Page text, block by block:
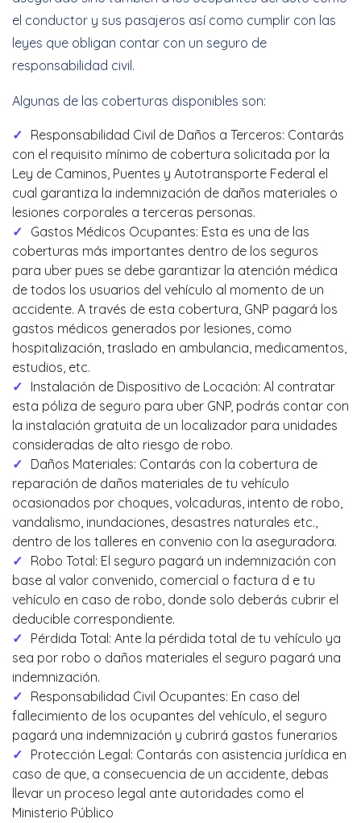
el conductor y sus pasajeros así como cumplir con las
leyes que obligan contar con un seguro de
responsabilidad civil.
Algunas de las coberturas disponibles son:
Responsabilidad Civil de Daños a Terceros: Contarás
con el requisito mínimo de cobertura solicitada por la
Ley de Caminos, Puentes y Autotransporte Federal el
cual garantiza la indemnización de daños materiales o
lesiones corporales a terceras personas.
Gastos Médicos Ocupantes: Esta es una de las
coberturas más importantes dentro de los seguros
para uber pues se debe garantizar la atención médica
de todos los usuarios del vehículo al momento de un
accidente. A través de esta cobertura, GNP pagará los
gastos médicos generados por lesiones, como
hospitalización, traslado en ambulancia, medicamentos,
estudios, etc.
Instalación de Dispositivo de Locación: Al contratar
esta póliza de seguro para uber GNP, podrás contar con
la instalación gratuita de un localizador para unidades
consideradas de alto riesgo de robo.
Daños Materiales: Contarás con la cobertura de
reparación de daños materiales de tu vehículo
ocasionados por choques, volcaduras, intento de robo,
vandalismo, inundaciones, desastres naturales etc.,
dentro de los talleres en convenio con la aseguradora.
Robo Total: El seguro pagará un indemnización con
base al valor convenido, comercial o factura d e tu
vehículo en caso de robo, donde solo deberás cubrir el
deducible correspondiente.
Pérdida Total: Ante la pérdida total de tu vehículo ya
sea por robo o daños materiales el seguro pagará una
indemnización.
Responsabilidad Civil Ocupantes: En caso del
fallecimiento de los ocupantes del vehículo, el seguro
pagará una indemnización y cubrirá gastos funerarios
Protección Legal: Contarás con asistencia jurídica en
caso de que, a consecuencia de un accidente, debas
llevar un proceso legal ante autoridades como el
Ministerio Público